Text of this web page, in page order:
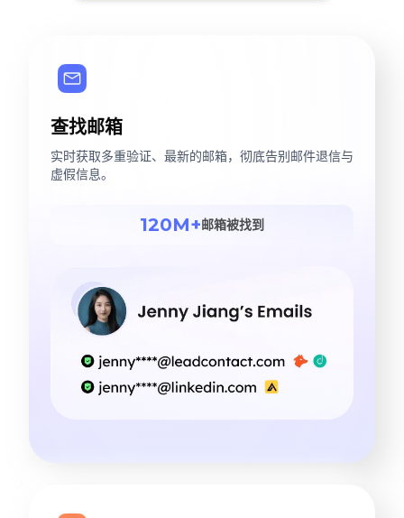
查找邮箱
实时获取多重验证、最新的邮箱，彻底告别邮件退信与
虚假信息。
120M+邮箱被找到